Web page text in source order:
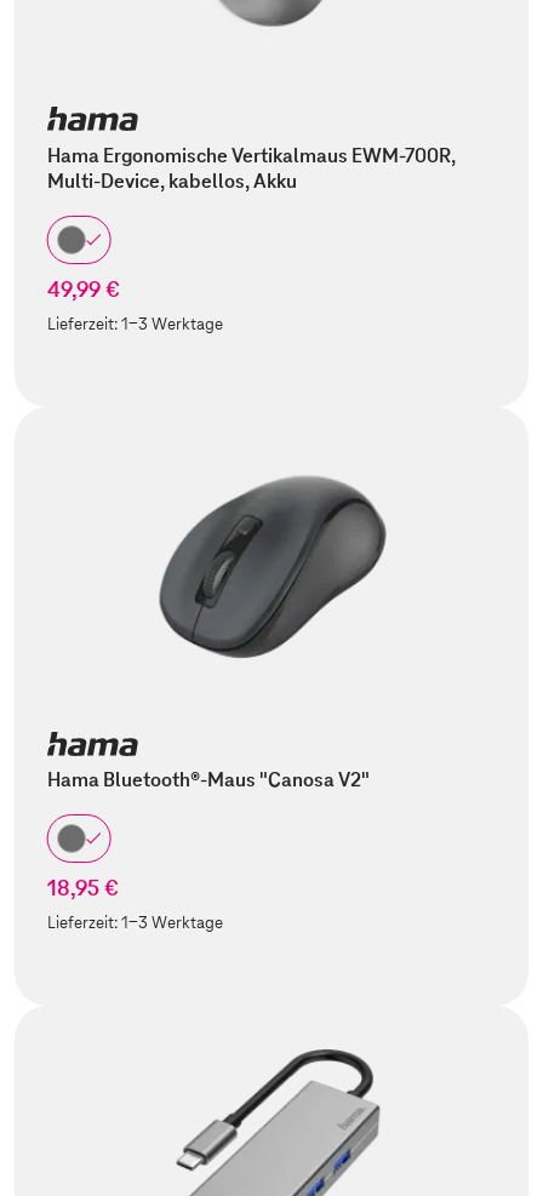
Hama Ergonomische Vertikalmaus EWM-700R,
Multi-Device, kabellos, Akku
49,99 €
Lieferzeit:1-3 Werktage
Hama Bluetooth®-Maus "Canosa V2"
18,95 €
Lieferzeit:1-3 Werktage